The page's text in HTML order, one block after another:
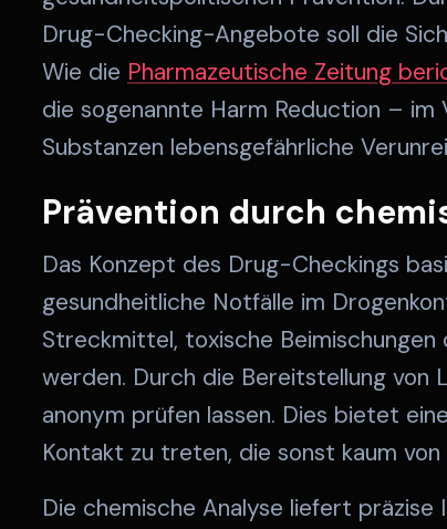
Drug-Checking-Angebote soll die
Wie die Pharmazeutische Zeitung
die sogenannte Harm Reduction – im
Substanzen lebensgefährliche
Prävention durch
Das Konzept des Drug-Checkings
gesundheitliche Notfälle im
Streckmittel, toxische
werden. Durch die Bereitstellung von
anonym prüfen lassen. Dies bietet
Kontakt zu treten, die sonst kaum
Die chemische Analyse liefert